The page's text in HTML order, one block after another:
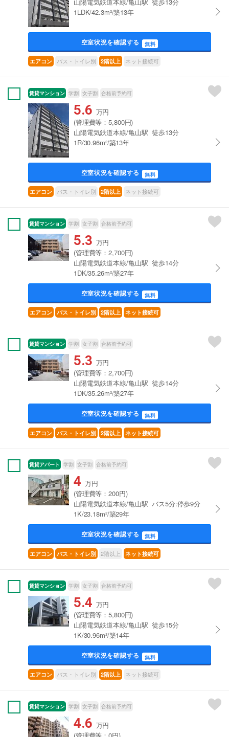
1LDK/42.3m²/築13年
空室状況を確認する 無料
エアコン バス・トイレ別 2階以上 ネット接続可
賃貸マンション 学割 女子割 合格前予約可
5.6 万円
(管理費等：5,800円)
山陽電気鉄道本線/亀山駅 徒歩13分
1R/30.96m²/築13年
空室状況を確認する 無料
エアコン バス・トイレ別 2階以上 ネット接続可
賃貸マンション 学割 女子割 合格前予約可
5.3 万円
(管理費等：2,700円)
山陽電気鉄道本線/亀山駅 徒歩14分
1DK/35.26m²/築27年
空室状況を確認する 無料
エアコン バス・トイレ別 2階以上 ネット接続可
賃貸マンション 学割 女子割 合格前予約可
5.3 万円
(管理費等：2,700円)
山陽電気鉄道本線/亀山駅 徒歩14分
1DK/35.26m²/築27年
空室状況を確認する 無料
エアコン バス・トイレ別 2階以上 ネット接続可
賃貸アパート 学割 女子割 合格前予約可
4 万円
(管理費等：200円)
山陽電気鉄道本線/亀山駅 バス5分:停歩9分
1K/23.18m²/築29年
空室状況を確認する 無料
エアコン バス・トイレ別 2階以上 ネット接続可
賃貸マンション 学割 女子割 合格前予約可
5.4 万円
(管理費等：5,800円)
山陽電気鉄道本線/亀山駅 徒歩15分
1K/30.96m²/築14年
空室状況を確認する 無料
エアコン バス・トイレ別 2階以上 ネット接続可
賃貸マンション 学割 女子割 合格前予約可
4.6 万円
(管理費等：0円)